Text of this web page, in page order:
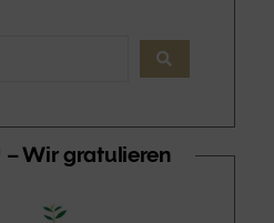
– Wir gratulieren